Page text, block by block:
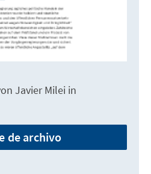
Javier Milei in
de archivo